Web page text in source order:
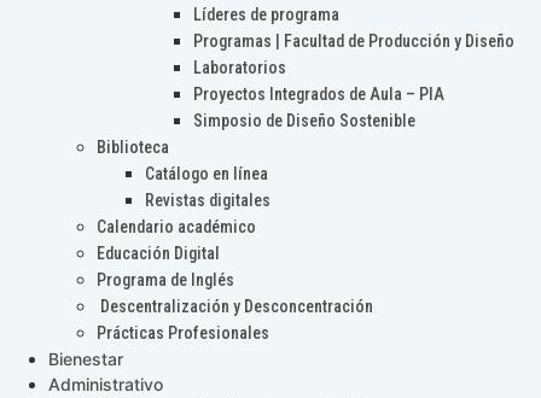
Líderes de programa
Programas | Facultad de Producción y Diseño
Laboratorios
Proyectos Integrados de Aula – PIA
Simposio de Diseño Sostenible
Biblioteca
Catálogo en línea
Revistas digitales
Calendario académico
Educación Digital
Programa de Inglés
Descentralización y Desconcentración
Prácticas Profesionales
Bienestar
Administrativo